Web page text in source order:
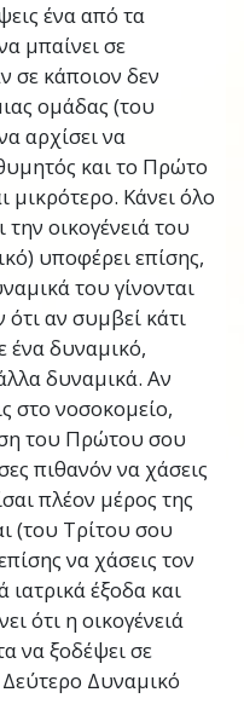
ένα από τα
μπαίνει σε
σε κάποιον δεν
ομάδας (του
αρχίσει να
και το Πρώτο
μικρότερο. Κάνει όλο
την οικογένειά του
υποφέρει επίσης,
του γίνονται
αν συμβεί κάτι
ένα δυναμικό,
δυναμικά. Αν
στο νοσοκομείο,
του Πρώτου σου
πιθανόν να χάσεις
πλέον μέρος της
(του Τρίτου σου
να χάσεις τον
ιατρικά έξοδα και
ότι η οικογένειά
να ξοδέψει σε
Δυναμικό